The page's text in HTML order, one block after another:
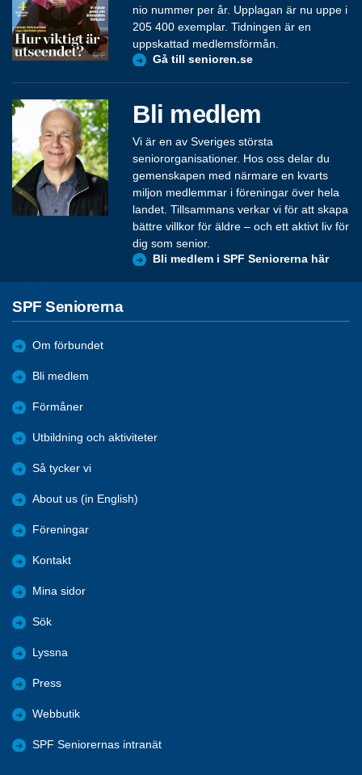
nio nummer per år. Upplagan är nu uppe i
205 400 exemplar. Tidningen är en
uppskattad medlemsförmån.
Gå till senioren.se
Bli medlem
Vi är en av Sveriges största
seniororganisationer. Hos oss delar du
gemenskapen med närmare en kvarts
miljon medlemmar i föreningar över hela
landet. Tillsammans verkar vi för att skapa
bättre villkor för äldre – och ett aktivt liv för
dig som senior.
Bli medlem i SPF Seniorerna här
SPF Seniorerna
Om förbundet
Bli medlem
Förmåner
Utbildning och aktiviteter
Så tycker vi
About us (in English)
Föreningar
Kontakt
Mina sidor
Sök
Lyssna
Press
Webbutik
SPF Seniorernas intranät